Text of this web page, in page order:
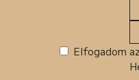
Elfogadom